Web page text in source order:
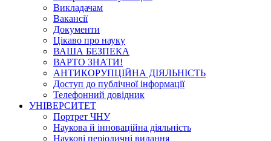
Викладачам
Вакансії
Документи
Цікаво про науку
ВАША БЕЗПЕКА
ВАРТО ЗНАТИ!
АНТИКОРУПЦІЙНА ДІЯЛЬНІСТЬ
Доступ до публічної інформації
Телефонний довідник
УНІВЕРСИТЕТ
Портрет ЧНУ
Наукова й інноваційна діяльність
Наукові періодичні видання